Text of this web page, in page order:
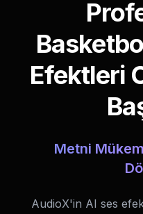
Efektleri
Metni
AudioX'in AI ses